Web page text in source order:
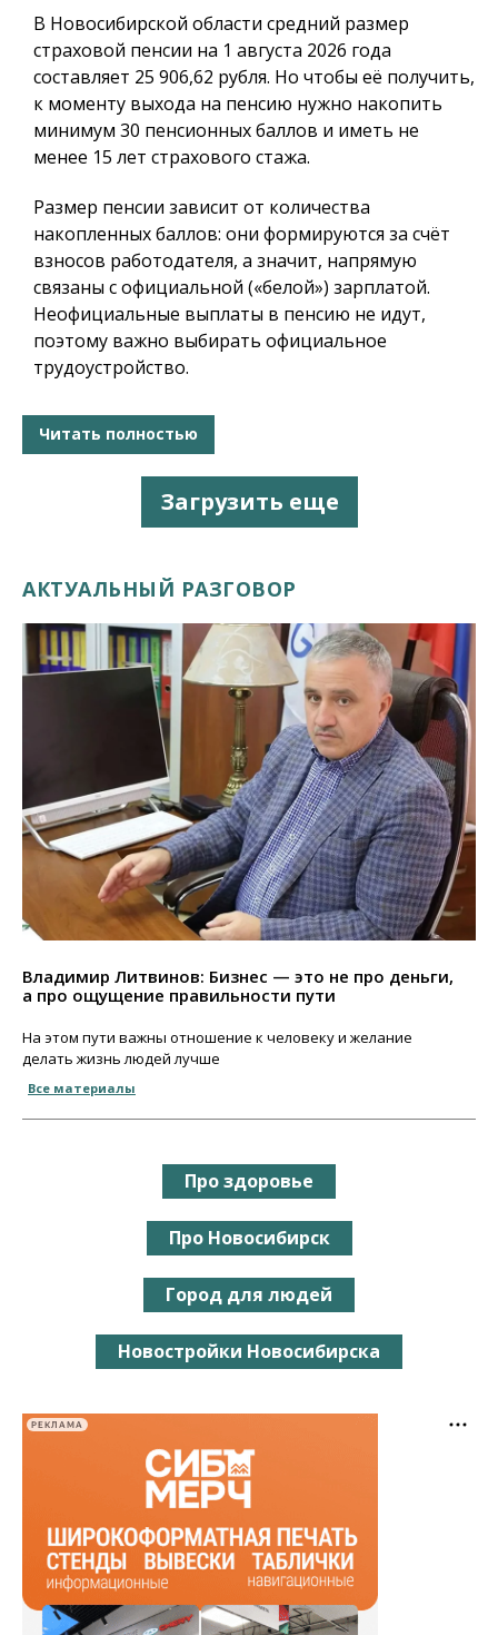
В Новосибирской области средний размер
страховой пенсии на 1 августа 2026 года
составляет 25 906,62 рубля. Но чтобы её получить,
к моменту выхода на пенсию нужно накопить
минимум 30 пенсионных баллов и иметь не
менее 15 лет страхового стажа.
Размер пенсии зависит от количества
накопленных баллов: они формируются за счёт
взносов работодателя, а значит, напрямую
связаны с официальной («белой») зарплатой.
Неофициальные выплаты в пенсию не идут,
поэтому важно выбирать официальное
трудоустройство.
Читать полностью
Загрузить еще
АКТУАЛЬНЫЙ РАЗГОВОР
Владимир Литвинов: Бизнес — это не про деньги,
а про ощущение правильности пути
На этом пути важны отношение к человеку и желание
делать жизнь людей лучше
Все материалы
Про здоровье
Про Новосибирск
Город для людей
Новостройки Новосибирска
РЕКЛАМА